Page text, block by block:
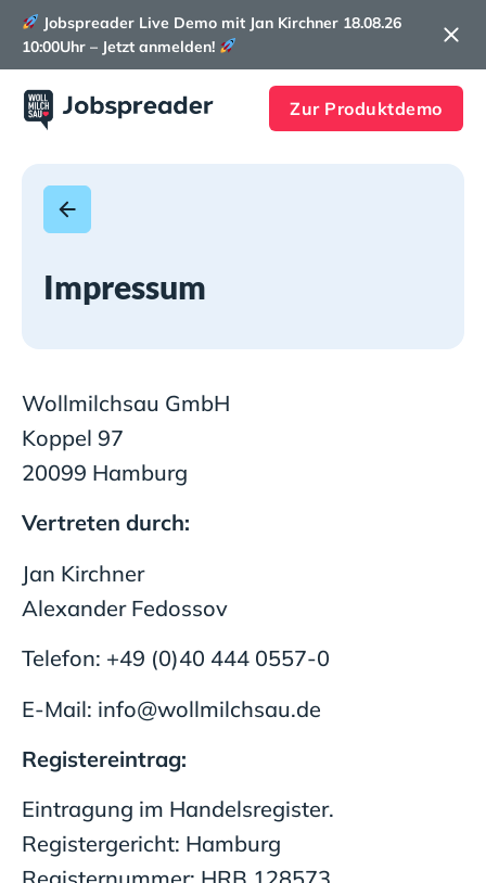
Jobspreader Live Demo mit Jan Kirchner 18.08.26
10:00Uhr – Jetzt anmelden!
Zur Produktdemo
Impressum
Wollmilchsau GmbH
Koppel 97
20099 Hamburg
Vertreten durch:
Jan Kirchner
Alexander Fedossov
Telefon: +49 (0)40 444 0557-0
E-Mail: info@wollmilchsau.de
Registereintrag:
Eintragung im Handelsregister.
Registergericht: Hamburg